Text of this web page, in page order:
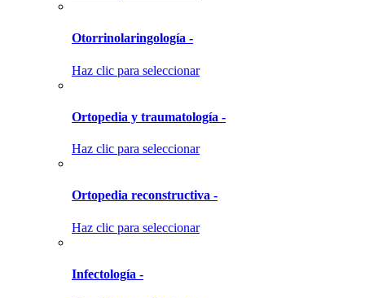
Otorrinolaringología -
Haz clic para seleccionar
Ortopedia y traumatología -
Haz clic para seleccionar
Ortopedia reconstructiva -
Haz clic para seleccionar
Infectología -